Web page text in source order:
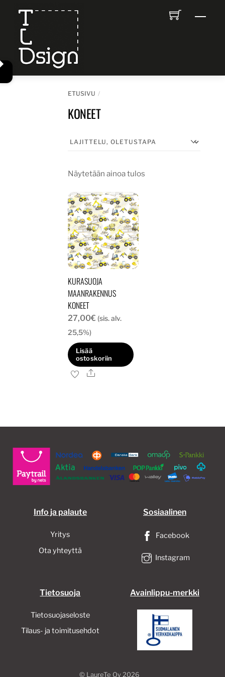
content
ETUSIVU
KONEET
Näytetään ainoa tulos
KURASUOJA
MAANRAKENNUS
KONEET
27,00€ (sis. alv.
25,5%)
Lisää
ostoskoriin
Ale
Info ja palaute
Yritys
Ota yhteyttä
Sosiaalinen
Facebook
Instagram
Tietosuoja
Tietosuojaseloste
Tilaus- ja toimitusehdot
Avainlippu-merkki
© LaureTe Oy2026